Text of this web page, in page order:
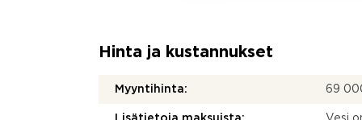
Hinta ja kustannukset
Myyntihinta: 69